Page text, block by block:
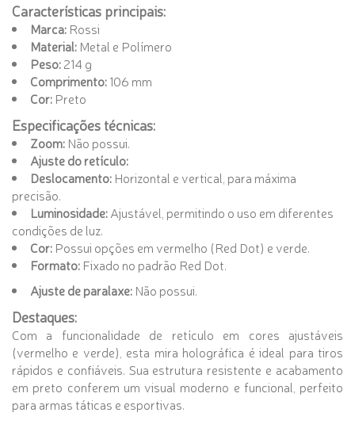
Características principais:
Marca: Rossi
Material: Metal e Polímero
Peso:214 g
Comprimento:106 mm
Cor: Preto
Especificações técnicas:
Zoom: Não possui.
Ajuste do retículo:
Deslocamento: Horizontal e vertical, para máxima
precisão.
Luminosidade:Ajustável, permitindo o uso em diferentes
condições de luz.
Cor: Possui opções em vermelho (Red Dot) e verde.
Formato: Fixado no padrão Red Dot.
Ajuste de paralaxe: Não possui.
Destaques:
Com a funcionalidade de retículo em cores ajustáveis
(vermelho e verde), esta mira holográfica é ideal para tiros
rápidos e confiáveis. Sua estrutura resistente e acabamento
em preto conferem um visual moderno e funcional, perfeito
para armas táticas e esportivas.